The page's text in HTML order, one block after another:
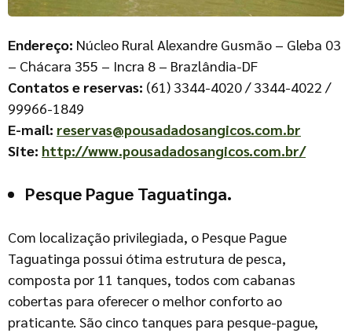
Endereço: Núcleo Rural Alexandre Gusmão – Gleba 03
– Chácara 355 – Incra 8 – Brazlândia-DF
Contatos e reservas: (61) 3344-4020 / 3344-4022 /
99966-1849
E-mail: reservas@pousadadosangicos.com.br
Site: http://www.pousadadosangicos.com.br/
Pesque Pague Taguatinga.
Com localização privilegiada, o Pesque Pague
Taguatinga possui ótima estrutura de pesca,
composta por 11 tanques, todos com cabanas
cobertas para oferecer o melhor conforto ao
praticante. São cinco tanques para pesque-pague,